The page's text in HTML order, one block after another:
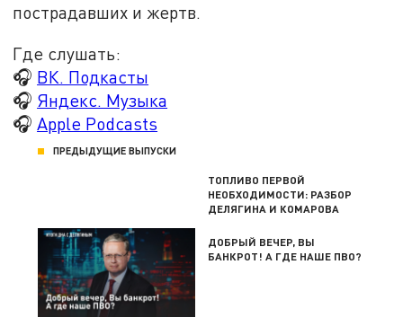
пострадавших и жертв.
Где слушать:
🎧 ВК. Подкасты
🎧 Яндекс. Музыка
🎧 Apple Podcasts
ПРЕДЫДУЩИЕ ВЫПУСКИ
ТОПЛИВО ПЕРВОЙ
НЕОБХОДИМОСТИ: РАЗБОР
ДЕЛЯГИНА И КОМАРОВА
ДОБРЫЙ ВЕЧЕР, ВЫ
БАНКРОТ! А ГДЕ НАШЕ ПВО?